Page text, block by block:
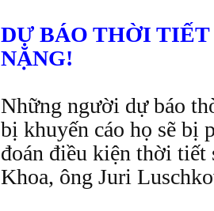
DỰ BÁO THỜI
NẶNG!
Những người dự báo
bị khuyến cáo họ sẽ bị
đoán điều kiện thời
Khoa, ông Juri